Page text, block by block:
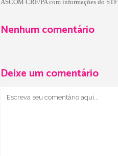
ASCOM CRF/PA com informações do STF
Nenhum comentário
Deixe um comentário